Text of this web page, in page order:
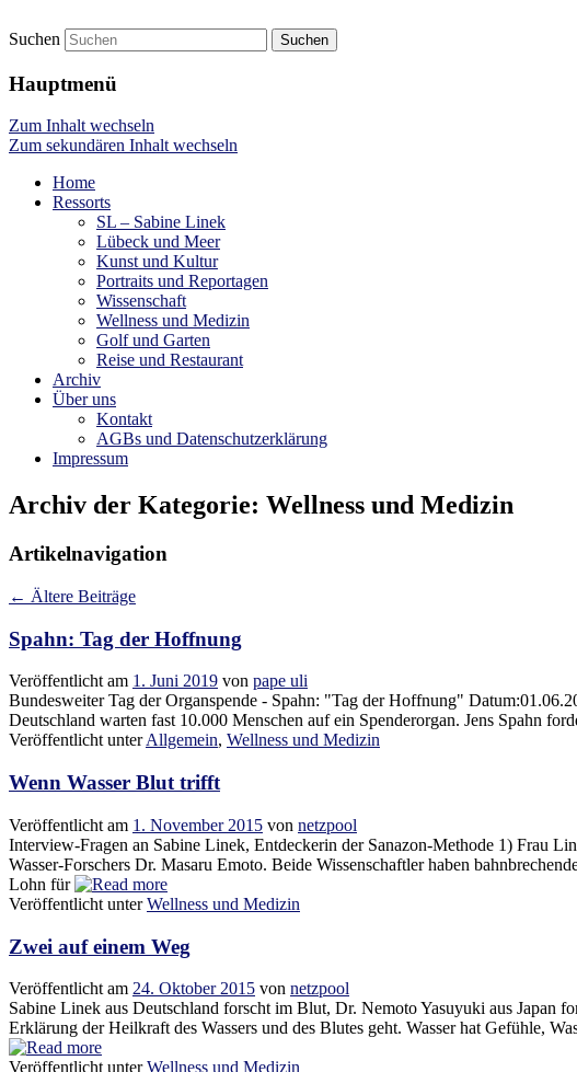
netzpool
Presse Lübeck
Suchen
Hauptmenü
Zum Inhalt wechseln
Zum sekundären Inhalt wechseln
Home
Ressorts
SL – Sabine Linek
Lübeck und Meer
Kunst und Kultur
Portraits und Reportagen
Wissenschaft
Wellness und Medizin
Golf und Garten
Reise und Restaurant
Archiv
Über uns
Kontakt
AGBs und Datenschutzerklärung
Impressum
Archiv der Kategorie: Wellness und Medizin
Artikelnavigation
← Ältere Beiträge
Spahn: Tag der Hoffnung
Veröffentlicht am 1. Juni 2019 von pape uli
Bundesweiter Tag der Organspende - Spahn: "Tag der Hoffnung"
Deutschland warten fast 10.000 Menschen auf ein Spenderorgan. Jens Spahn
Veröffentlicht unterAllgemein, Wellness und Medizin
Wenn Wasser Blut trifft
Veröffentlicht am 1. November 2015 von netzpool
Interview-Fragen an Sabine Linek, Entdeckerin der Sanazon-Methode 1) Frau
Wasser-Forschers Dr. Masaru Emoto. Beide Wissenschaftler haben
Lohn für
Veröffentlicht unter Wellness und Medizin
Zwei auf einem Weg
Veröffentlicht am 24. Oktober 2015 von netzpool
Sabine Linek aus Deutschland forscht im Blut, Dr. Nemoto Yasuyuki aus Japan
Erklärung der Heilkraft des Wassers und des Blutes geht. Wasser hat Gefühle,
Veröffentlicht unter Wellness und Medizin